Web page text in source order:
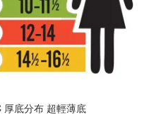
厚底分布 超輕薄底